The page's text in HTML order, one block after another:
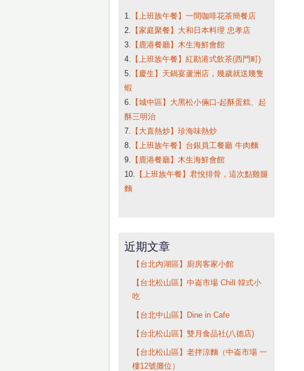
1. 【上班族午餐】一間咖啡花茶簡餐店
2. 【家庭聚餐】大和日本料理 忠孝店
3. 【鹿港餐廳】木生海鮮會館
4. 【上班族午餐】紅勘港式飲茶(西門町)
5. 【慶生】天鍋宴蘆洲店，幾歲就送幾隻
蝦
6. 【城中區】大黑松小倆口-起酥蛋糕、起
酥三明治
7. 【大直熱炒】珍海味熱炒
8. 【上班族午餐】台銀員工餐廳 牛肉麵
9. 【鹿港餐廳】木生海鮮會館
10. 【上班族午餐】君悅排骨，這次點雞腿
麵
近期文章
【台北內湖區】廚房客家小館
【台北松山區】中崙市場 Chill 韓式小
吃
【台北中山區】Dine in Cafe
【台北松山區】雙月食品社(八德店)
【台北松山區】老拌涼麵（中崙市場 一
樓12號攤位）